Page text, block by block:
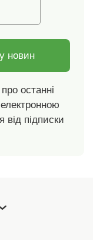
новин
останні
підписки